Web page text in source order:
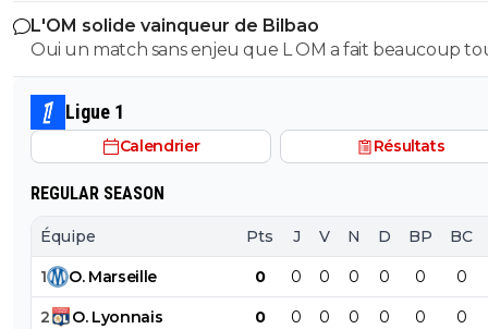
de Morton en pointe basse pour équilibrer l'équipe. Et
un profil plus créatif en 8, comme Merah... ou Natey !
L'OM solide vainqueur de Bilbao
Oui un match sans enjeu que L OM a fait beaucoup
a 2 -1 il a fait rentrer que des jeunes
Ligue 1
Calendrier Résultats
REGULAR SEASON
Équipe Pts J V N D BP BC
1 O. Marseille 0 0 0 0 0 0 0
2 O. Lyonnais 0 0 0 0 0 0 0